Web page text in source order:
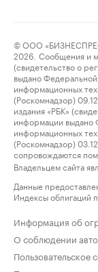
© ООО
2026. Сообщения и
(свидетельство о
выдано
информационных
(Роскомнадзор)
издания «РБК»
информации выдано
информационных
(Роскомнадзор)
сопровождаются
Владельцем сайта
Данные
Индексы облигаций
Информация об
О соблюдении
Пользовательское